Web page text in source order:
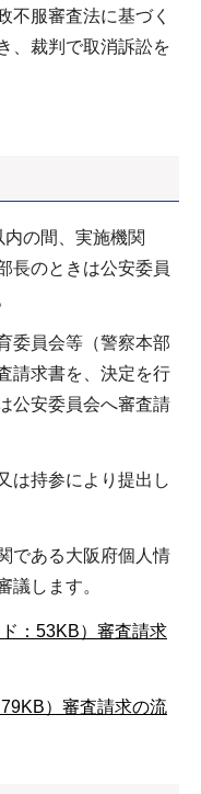
不服審査法に基づく
、裁判で取消訴訟を
の間、実施機関
長のときは公安委員
委員会等（警察本部
請求書を、決定を行
公安委員会へ審査請
は持参により提出し
である大阪府個人情
議します。
：53KB） 審査請求
） 審査請求の流